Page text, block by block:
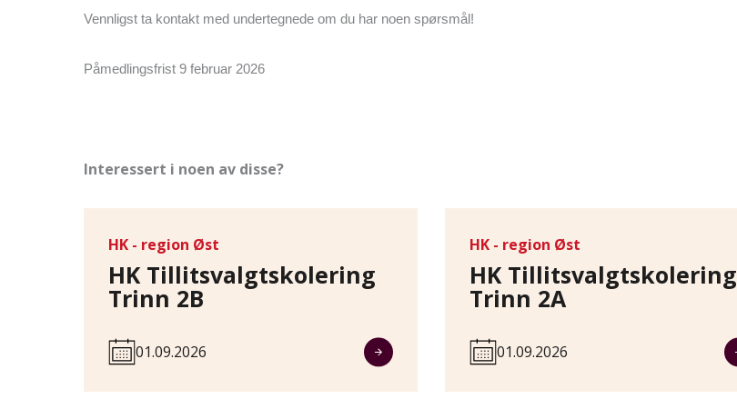
Vennligst ta kontakt med undertegnede om du har noen spørsmål!
Påmedlingsfrist 9 februar 2026
Interessert i noen av disse?
HK - region Øst
HK Tillitsvalgtskolering
Trinn 2B
01.09.2026
HK - region Øst
HK Tillitsvalgtskolering
Trinn 2A
01.09.2026